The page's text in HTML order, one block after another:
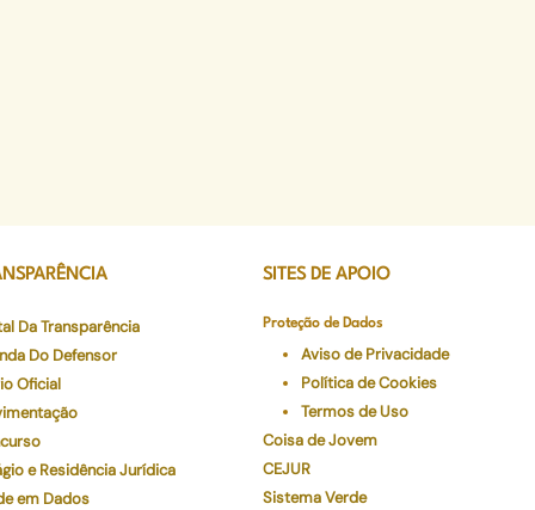
Da Transparência
Do Defensor
Oficial
e Residência Jurídica
em Dados
SITES DE APOIO
Proteção de Dados
Aviso de Privacidade
Política de Cookies
Termos de Uso
Coisa de Jovem
CEJUR
Sistema Verde